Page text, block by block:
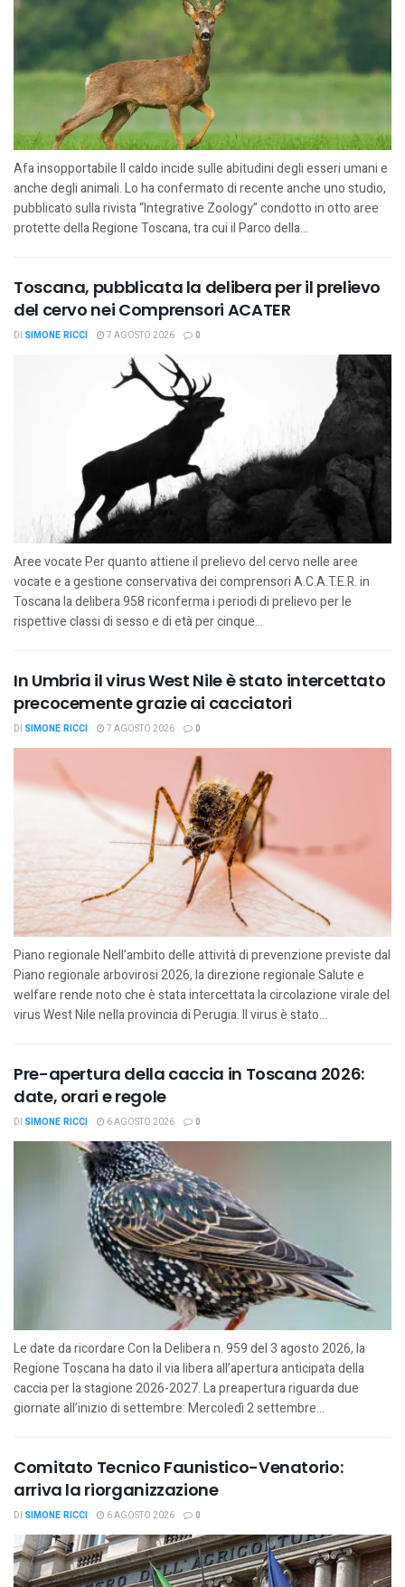
Afa insopportabile Il caldo incide sulle abitudini degli esseri umani e
anche degli animali. Lo ha confermato di recente anche uno studio,
pubblicato sulla rivista “Integrative Zoology” condotto in otto aree
protette della Regione Toscana, tra cui il Parco della...
Toscana, pubblicata la delibera per il prelievo
del cervo nei Comprensori ACATER
DI SIMONE RICCI 7 AGOSTO 2026 0
Aree vocate Per quanto attiene il prelievo del cervo nelle aree
vocate e a gestione conservativa dei comprensori A.C.A.T.E.R. in
Toscana la delibera 958 riconferma i periodi di prelievo per le
rispettive classi di sesso e di età per cinque...
In Umbria il virus West Nile è stato intercettato
precocemente grazie ai cacciatori
DI SIMONE RICCI 7 AGOSTO 2026 0
Piano regionale Nell’ambito delle attività di prevenzione previste dal
Piano regionale arbovirosi 2026, la direzione regionale Salute e
welfare rende noto che è stata intercettata la circolazione virale del
virus West Nile nella provincia di Perugia. Il virus è stato...
Pre-apertura della caccia in Toscana 2026:
date, orari e regole
DI SIMONE RICCI 6 AGOSTO 2026 0
Le date da ricordare Con la Delibera n. 959 del 3 agosto 2026, la
Regione Toscana ha dato il via libera all’apertura anticipata della
caccia per la stagione 2026-2027. La preapertura riguarda due
giornate all’inizio di settembre: Mercoledì 2 settembre...
Comitato Tecnico Faunistico-Venatorio:
arriva la riorganizzazione
DI SIMONE RICCI 6 AGOSTO 2026 0